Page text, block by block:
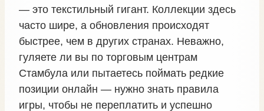
— это текстильный гигант. Коллекции здесь
часто шире, а обновления происходят
быстрее, чем в других странах. Неважно,
гуляете ли вы по торговым центрам
Стамбула или пытаетесь поймать редкие
позиции онлайн — нужно знать правила
игры, чтобы не переплатить и успешно